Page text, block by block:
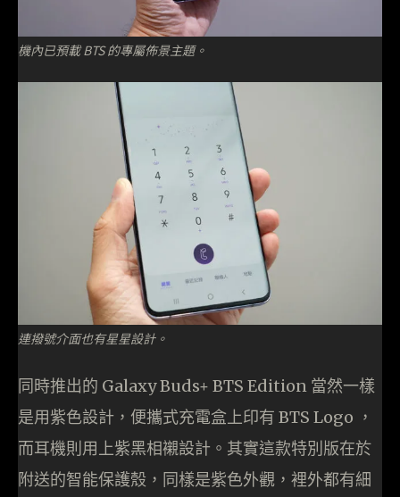
機內已預載 BTS 的專屬佈景主題。
連撥號介面也有星星設計。
同時推出的 Galaxy Buds+ BTS Edition 當然一樣
是用紫色設計，便攜式充電盒上印有 BTS Logo ，
而耳機則用上紫黑相襯設計。其實這款特別版在於
附送的智能保護殼，同樣是紫色外觀，裡外都有細